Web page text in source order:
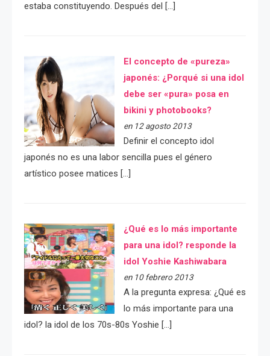
estaba constituyendo. Después del […]
El concepto de «pureza»
japonés: ¿Porqué si una idol
debe ser «pura» posa en
bikini y photobooks?
en 12 agosto 2013
Definir el concepto idol
japonés no es una labor sencilla pues el género
artístico posee matices […]
¿Qué es lo más importante
para una idol? responde la
idol Yoshie Kashiwabara
en 10 febrero 2013
A la pregunta expresa: ¿Qué es
lo más importante para una
idol? la idol de los 70s-80s Yoshie […]